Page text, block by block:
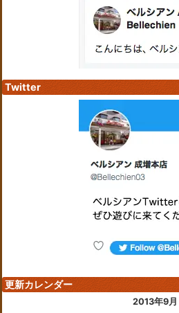
Twitter
更新カレンダー
2013年9月